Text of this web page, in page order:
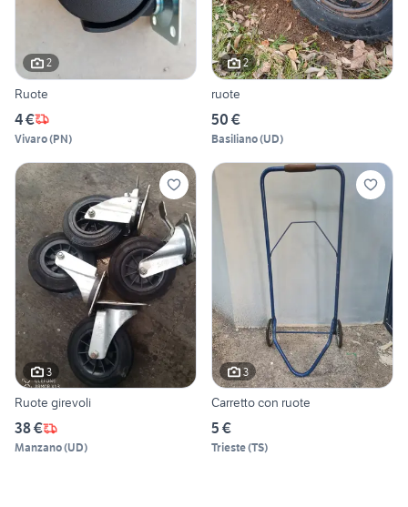
2
Ruote
4 €
Vivaro(PN)
2
ruote
50 €
Basiliano(UD)
3
Ruote girevoli
38 €
Manzano(UD)
3
Carretto con ruote
5 €
Trieste(TS)